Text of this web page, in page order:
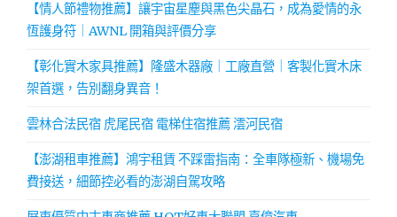
【情人節禮物推薦】讓宇宙星塵與黑色尖晶石，成為愛情的永
恆護身符｜AWNL 開箱與評價分享
【彰化實木家具推薦】隆盛木器廠｜工廠直營｜客製化實木床
架首選，告別翻身異音！
雲林合法民宿 虎尾民宿 電梯住宿推薦 澐河民宿
【澎湖租車推薦】鴻宇租賃 不踩雷指南：全車隊極新、機場免
費接送，細節控必看的澎湖自駕攻略